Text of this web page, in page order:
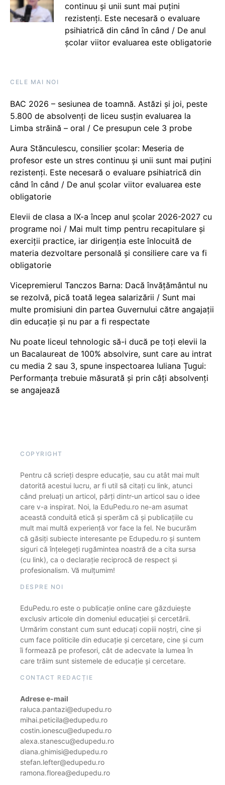
continuu și unii sunt mai puțini
rezistenți. Este necesară o evaluare
psihiatrică din când în când / De anul
școlar viitor evaluarea este obligatorie
CELE MAI NOI
BAC 2026 – sesiunea de toamnă. Astăzi și joi, peste
5.800 de absolvenți de liceu susțin evaluarea la
Limba străină – oral / Ce presupun cele 3 probe
Aura Stănculescu, consilier școlar: Meseria de
profesor este un stres continuu și unii sunt mai puțini
rezistenți. Este necesară o evaluare psihiatrică din
când în când / De anul școlar viitor evaluarea este
obligatorie
Elevii de clasa a IX-a încep anul școlar 2026-2027 cu
programe noi / Mai mult timp pentru recapitulare și
exerciții practice, iar dirigenția este înlocuită de
materia dezvoltare personală și consiliere care va fi
obligatorie
Vicepremierul Tanczos Barna: Dacă învățământul nu
se rezolvă, pică toată legea salarizării / Sunt mai
multe promisiuni din partea Guvernului către angajații
din educație și nu par a fi respectate
Nu poate liceul tehnologic să-i ducă pe toți elevii la
un Bacalaureat de 100% absolvire, sunt care au intrat
cu media 2 sau 3, spune inspectoarea Iuliana Țugui:
Performanța trebuie măsurată și prin câți absolvenți
se angajează
COPYRIGHT
Pentru că scrieți despre educație, sau cu atât mai mult
datorită acestui lucru, ar fi util să citați cu link, atunci
când preluați un articol, părți dintr-un articol sau o idee
care v-a inspirat. Noi, la EduPedu.ro ne-am asumat
această conduită etică și sperăm că și publicațiile cu
mult mai multă experiență vor face la fel. Ne bucurăm
că găsiți subiecte interesante pe Edupedu.ro și suntem
siguri că înțelegeți rugămintea noastră de a cita sursa
(cu link), ca o declarație reciprocă de respect și
profesionalism. Vă mulțumim!
DESPRE NOI
EduPedu.ro este o publicație online care găzduiește
exclusiv articole din domeniul educației și cercetării.
Urmărim constant cum sunt educați copiii noștri, cine și
cum face politicile din educație și cercetare, cine și cum
îi formează pe profesori, cât de adecvate la lumea în
care trăim sunt sistemele de educație și cercetare.
CONTACT REDACȚIE
Adrese e-mail
raluca.pantazi@edupedu.ro
mihai.peticila@edupedu.ro
costin.ionescu@edupedu.ro
alexa.stanescu@edupedu.ro
diana.ghimisi@edupedu.ro
stefan.lefter@edupedu.ro
ramona.florea@edupedu.ro